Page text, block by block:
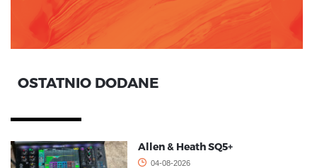
OSTATNIO DODANE
Allen & Heath SQ5+
04-08-2026